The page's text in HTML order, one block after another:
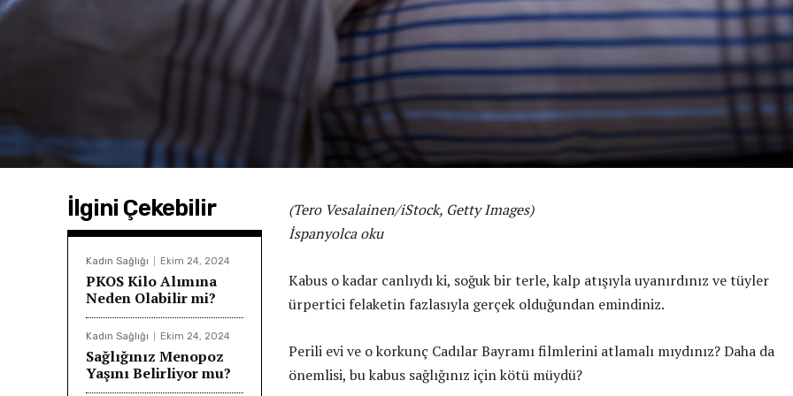
İlgini Çekebilir
Kadın Sağlığı Ekim 24, 2024
PKOS Kilo Alımına
Neden Olabilir mi?
Kadın Sağlığı Ekim 24, 2024
Sağlığınız Menopoz
Yaşını Belirliyor mu?
(Tero Vesalainen/iStock, Getty Images)
İspanyolca oku
Kabus o kadar canlıydı ki, soğuk bir terle, kalp atışıyla uyanırdınız ve tüyler
ürpertici felaketin fazlasıyla gerçek olduğundan emindiniz.
Perili evi ve o korkunç Cadılar Bayramı filmlerini atlamalı mıydınız? Daha da
önemlisi, bu kabus sağlığınız için kötü müydü?